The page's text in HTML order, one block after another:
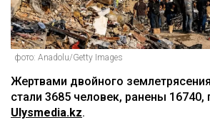
фото: Anadolu/Getty Images
Жертвами двойного
стали 3685 человек, ранены 16740,
Ulysmedia.kz.